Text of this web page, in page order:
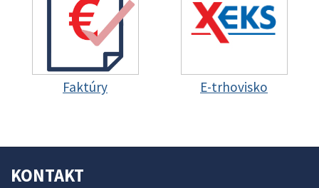
Faktúry E-trhovisko
KONTAKT